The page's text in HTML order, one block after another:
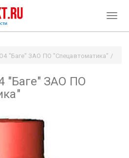
"Баге" ЗАО ПО "Спецавтоматика" /
"Баге" ЗАО ПО